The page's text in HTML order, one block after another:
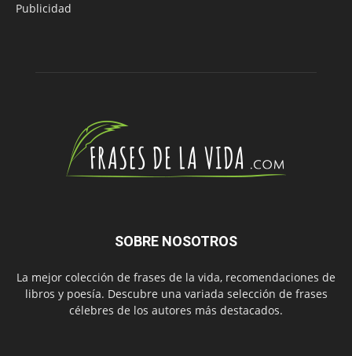
Publicidad
SOBRE NOSOTROS
La mejor colección de frases de la vida, recomendaciones de
libros y poesía. Descubre una variada selección de frases
célebres de los autores más destacados.